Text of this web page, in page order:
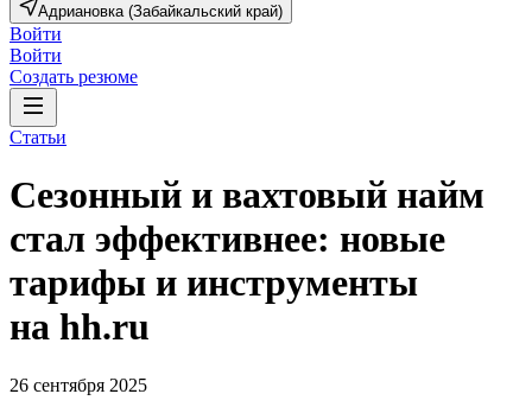
Адриановка (Забайкальский край)
Войти
Войти
Создать резюме
Статьи
Сезонный и вахтовый найм
стал эффективнее: новые
тарифы и инструменты
на hh.ru
26 сентября 2025